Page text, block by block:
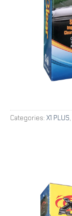
Categories: X1 PLUS,